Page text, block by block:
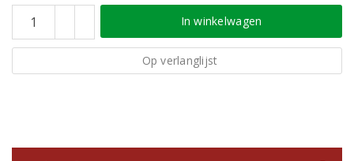
In winkelwagen
Op verlanglijst